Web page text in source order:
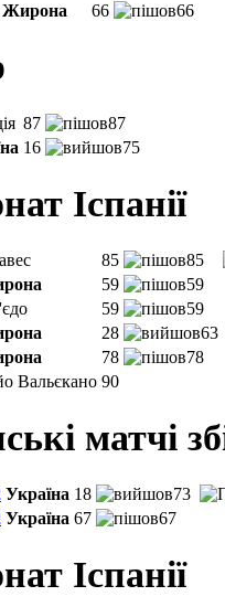
Жирона 66 66
87
87
16 75
Іспанії
85
85
59
59
59
59
28
63
78
78
Вальєкано 90
матчі
Україна 18
73
Україна 67 67
Іспанії